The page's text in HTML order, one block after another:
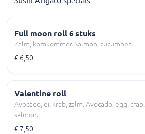
Full moon roll 6 stuks
Zalm, komkommer. Salmon, cucumber.
€ 6,50
Valentine roll
Avocado, ei, krab, zalm. Avocado, egg, crab,
salmon.
€ 7,50